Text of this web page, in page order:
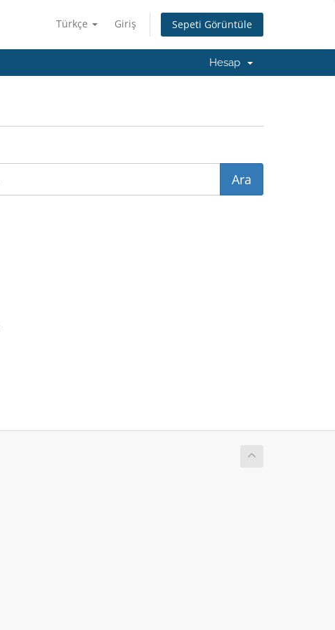
Türkçe Giriş Sepeti Görüntüle
Hesap